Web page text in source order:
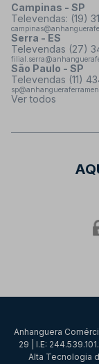
Campinas - SP
Televendas: (19)
Serra - ES
Televendas (27)
São Paulo - SP
Televendas (11)
Ver todos
Anhanguera
29 | I.E:
Alta Tecnologia